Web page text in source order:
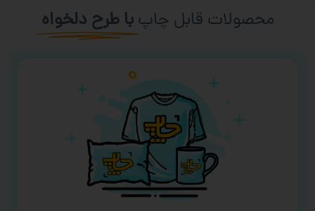
محصولات قابل چاپ با طرح دلخواه